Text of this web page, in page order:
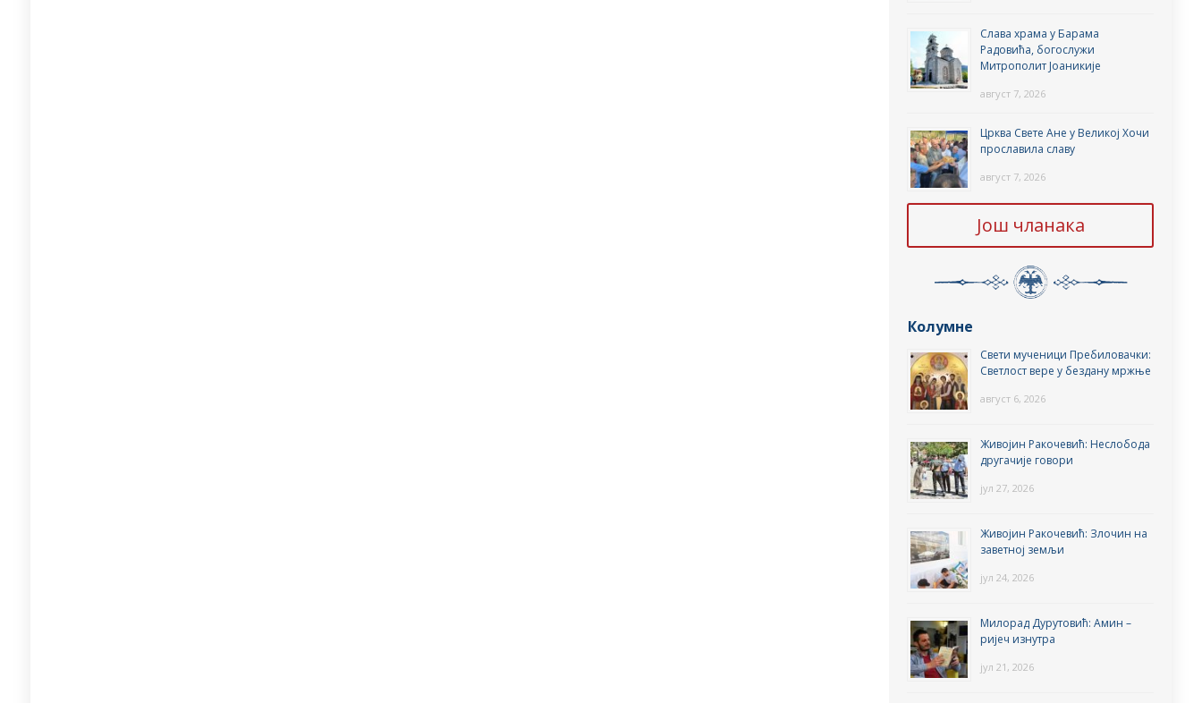
Слава храма у Барама
Радовића, богослужи
Митрополит Јоаникије
август 7, 2026
Црква Свете Ане у Великој Хочи
прославила славу
август 7, 2026
Још чланака
Колумне
Свети мученици Пребиловачки:
Светлост вере у бездану мржње
август 6, 2026
Живојин Ракочевић: Неслобода
другачије говори
јул 27, 2026
Живојин Ракочевић: Злочин на
заветној земљи
јул 24, 2026
Милорад Дурутовић: Амин –
ријеч изнутра
јул 21, 2026